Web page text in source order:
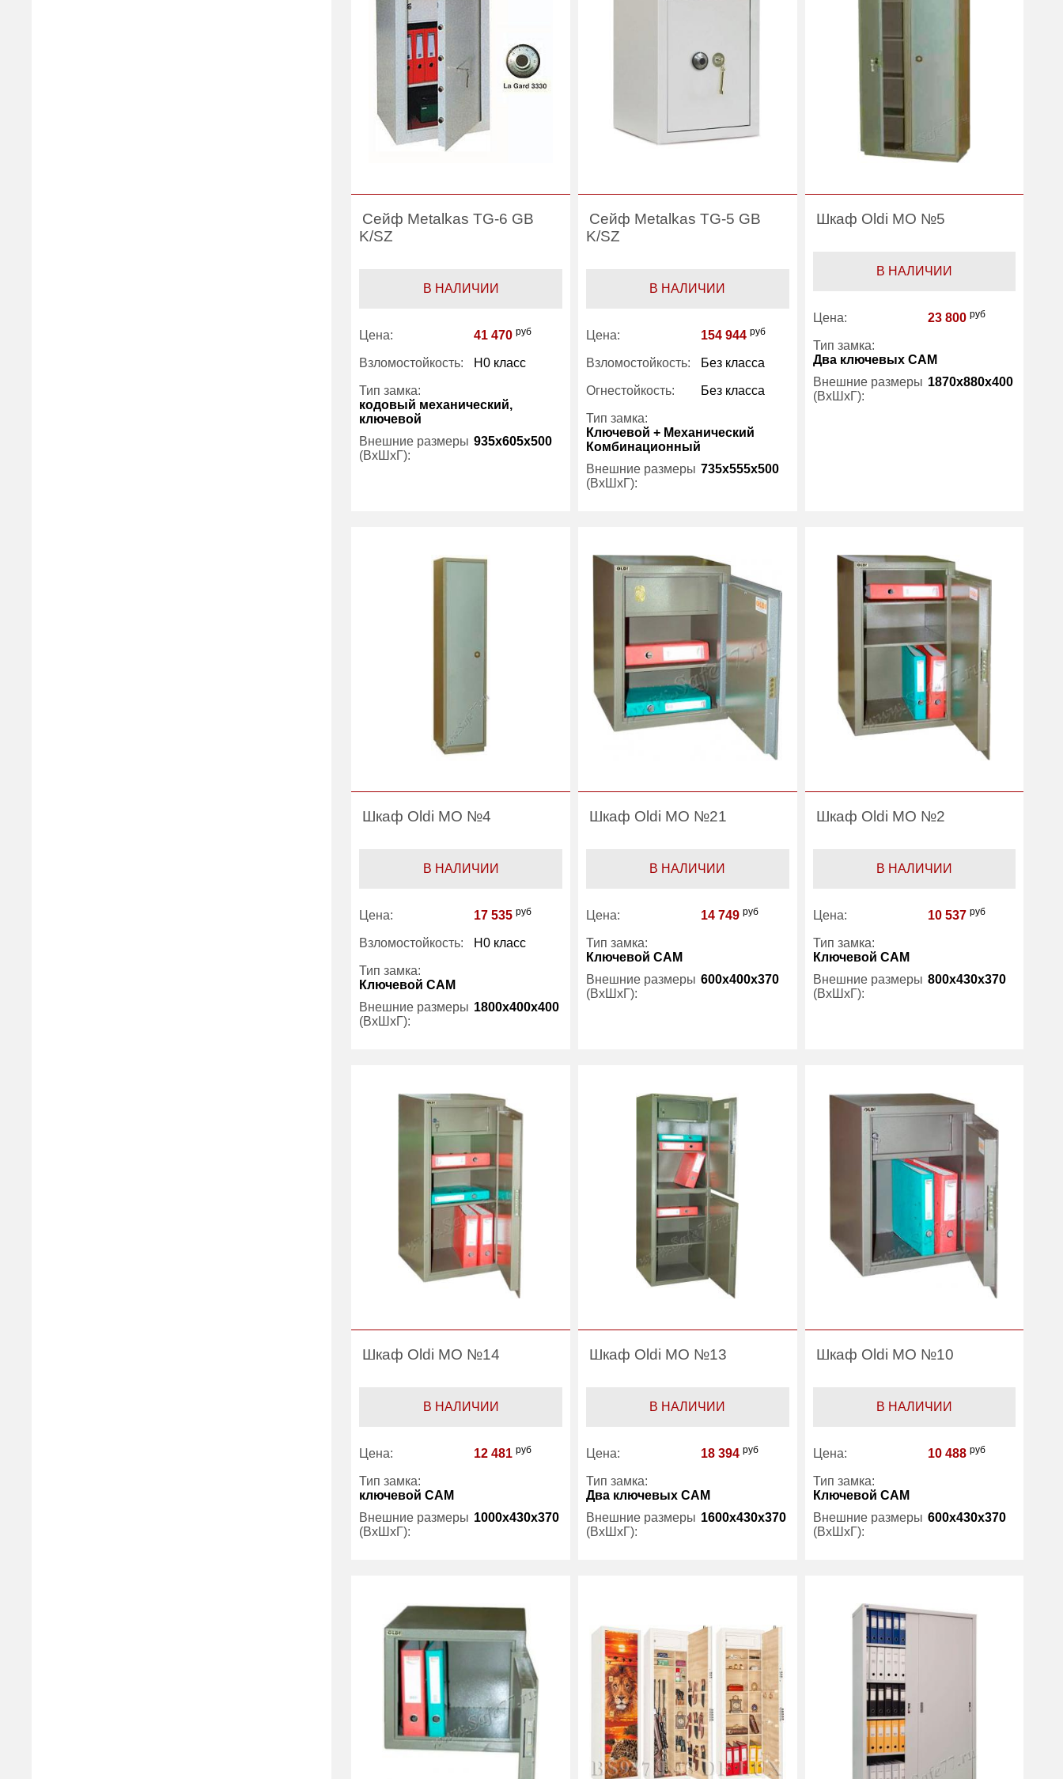
Сейф Metalkas TG-6 GB
K/SZ
В НАЛИЧИИ
Цена: 41 470 руб
Взломостойкость: H0 класс
Тип замка:
кодовый механический,
ключевой
Внешние размеры
(ВхШхГ):
935x605x500
Сейф Metalkas TG-5 GB
K/SZ
В НАЛИЧИИ
Цена: 154 944 руб
Взломостойкость: Без класса
Огнестойкость: Без класса
Тип замка:
Ключевой + Механический
Комбинационный
Внешние размеры
(ВхШхГ):
735x555x500
Шкаф Oldi МО №5
В НАЛИЧИИ
Цена: 23 800 руб
Тип замка:
Два ключевых САМ
Внешние размеры
(ВхШхГ):
1870x880x400
Шкаф Oldi МО №4
В НАЛИЧИИ
Цена: 17 535 руб
Взломостойкость: H0 класс
Тип замка:
Ключевой САМ
Внешние размеры
(ВхШхГ):
1800x400x400
Вес (кг) : 35
1 год
Шкаф Oldi МО №21
В НАЛИЧИИ
Цена: 14 749 руб
Тип замка:
Ключевой САМ
Внешние размеры
(ВхШхГ):
600x400x370
33
1 год
Шкаф Oldi МО №2
В НАЛИЧИИ
Цена: 10 537 руб
Тип замка:
Ключевой САМ
Внешние размеры
(ВхШхГ):
800x430x370
Гарантия: 1 год
Шкаф Oldi МО №14
В НАЛИЧИИ
Цена: 12 481 руб
Тип замка:
ключевой САМ
Внешние размеры
(ВхШхГ):
1000x430x370
Трейзер: есть
Вес (кг) : 28
Гарантия:
Шкаф Oldi МО №13
В НАЛИЧИИ
Цена: 18 394 руб
Тип замка:
Два ключевых САМ
Внешние размеры
(ВхШхГ):
1600x430x370
Вес (кг) : 45
Гарантия: 1 год
Шкаф Oldi МО №10
В НАЛИЧИИ
Цена: 10 488 руб
Тип замка:
Ключевой САМ
Внешние размеры
(ВхШхГ):
600x430x370
Трейзер: есть
Гарантия: